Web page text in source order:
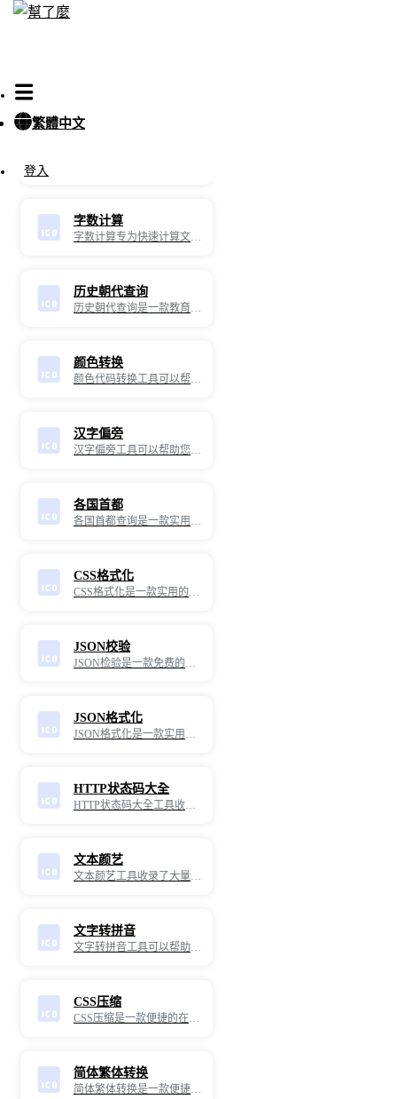
繁體中文
登入
字数计算
字数计算专为快速计算文本中的字数、字符数、单词数和句子数而设计。无论您是需要统计文章的字数、检查字符限制，还是进行文本分析，这款工具都能帮助您高效完成任务。
历史朝代查询
历史朝代查询是一款教育性和实用性兼备的在线工具，专为帮助用户快速查询和了解各个历史朝代的相关信息而设计。通过这款工具，您可以轻松获取各个朝代的起止时间、重要事件、著名人物等信息，帮助您更好地学习和理解历史。
颜色转换
颜色代码转换工具可以帮助用户将多种颜色代码转换为Hex、RGB或HSL格式。
汉字偏旁
汉字偏旁工具可以帮助您查找和学习汉字的偏旁部首。通过这款工具，您可以输入汉字，快速获取该汉字的偏旁部首信息，了解其构造和意义，便于汉字学习和教学。
各国首都
各国首都查询是一款实用的在线工具，专为帮助用户快速查询世界各国首都而设计。通过这款工具，您可以轻松获取各个国家的首都信息，帮助您更好地了解世界地理知识，满足学习、工作和旅行等需求。
CSS格式化
CSS格式化是一款实用的在线工具，专为将CSS代码进行格式化和美化而设计。通过这款工具，您可以轻松将杂乱无章的CSS代码转换为结构清晰、易于阅读的格式，帮助您更好地进行调试和开发工作。
JSON校验
JSON检验是一款免费的、高效的Json检验工具，适合所有JavaScript开发人员使用，旨在通过实时监测和分析Json文件来诊断和排除潜在的JavaScript错误。
JSON格式化
JSON格式化是一款实用的在线工具，专为将JSON数据进行格式化和美化而设计。通过这款工具，您可以轻松将杂乱无章的JSON数据转换为结构清晰、易于阅读的格式，帮助您更好地进行数据分析、调试和开发工作。
HTTP状态码大全
HTTP状态码大全工具收录了超全面的HTTP状态码信息，有对应的名称和含义解释，是面试、工作好帮手。
文本颜艺
文本颜艺工具收录了大量的可爱颜文字，可以点击喜欢的颜文字进行复制。
文字转拼音
文字转拼音工具可以帮助您将中文文本转换为拼音，便于学习和理解汉字的发音。无论是用于语言学习、教学辅助，还是其他需要拼音标注的场景，这款工具都能满足您的需求，帮助您轻松将汉字转换为拼音。
CSS压缩
CSS压缩是一款便捷的在线开发实用工具，专为网页开发CSS文件压缩而设计。通过这款工具，您可以轻松将CSS文件大小压缩体积，提高网站网页的访问速度，同时减低服务器端资源消耗，提高服务器并发能力。
简体繁体转换
简体繁体转换是一款便捷的在线工具，专为将简体中文和繁体中文之间进行转换而设计。通过这款工具，您可以轻松将文本从简体中文转换为繁体中文，或从繁体中文转换为简体中文，满足各种语言处理、文档编辑和跨地区交流的需求。